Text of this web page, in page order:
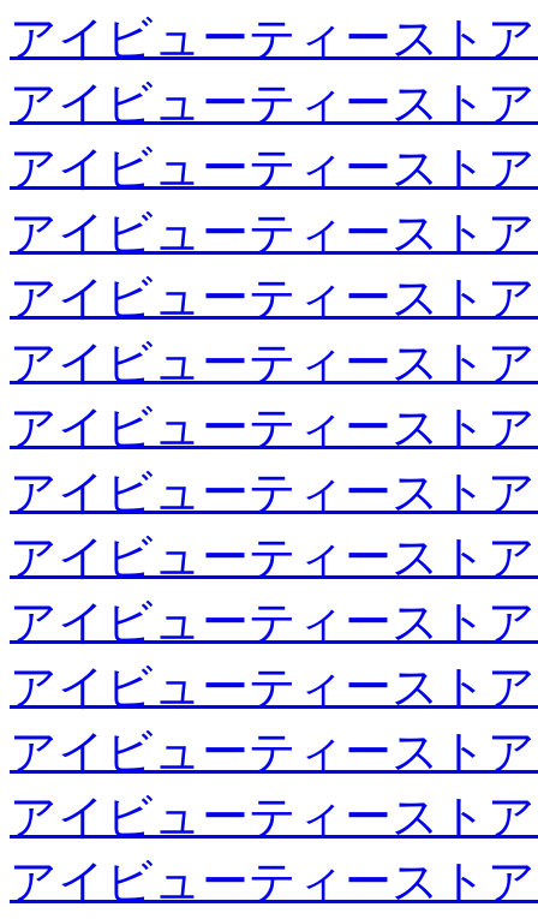
アイビューティースト
アイビューティースト
アイビューティースト
アイビューティースト
アイビューティースト
アイビューティースト
アイビューティースト
アイビューティースト
アイビューティースト
アイビューティースト
アイビューティースト
アイビューティースト
アイビューティースト
アイビューティースト